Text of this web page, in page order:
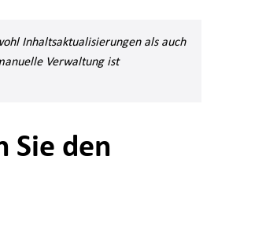
Inhaltsaktualisierungen als auch
Verwaltung ist
Sie den